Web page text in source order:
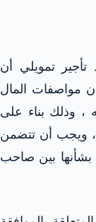
تمويلي أن
مواصفات المال
، وذلك بناء على
، ويجب أن تتضمن
بشأنها بين صاحب